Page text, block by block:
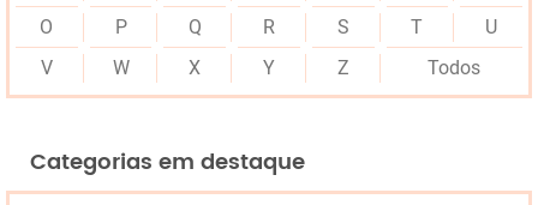
O
P Q R S T
U
V
W X Y Z Todos
Categorias em destaque